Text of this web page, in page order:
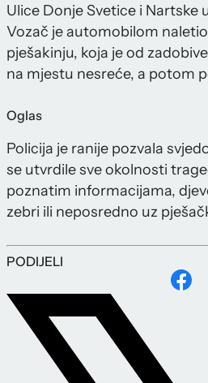
Ulice Donje Svetice i Nartske
Vozač je automobilom
pješakinju, koja je od
na mjestu nesreće, a potom
Oglas
Policija je ranije pozvala
se utvrdile sve okolnosti
poznatim informacijama,
zebri ili neposredno uz
PODIJELI